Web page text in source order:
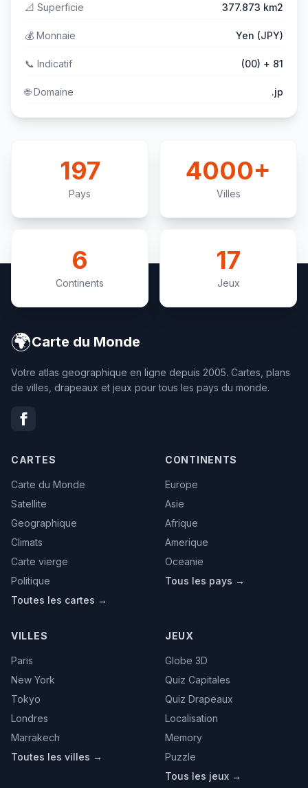
📐 Superficie 377.873 km2
💰 Monnaie Yen (JPY)
📞 Indicatif (00) + 81
🌐Domaine .jp
197
Pays
4000+
Villes
6
Continents
17
Jeux
🌍Carte du Monde
Votre atlas geographique en ligne depuis 2005. Cartes, plans
de villes, drapeaux et jeux pour tous les pays du monde.
CARTES
Carte du Monde
Satellite
Geographique
Climats
Carte vierge
Politique
Toutes les cartes →
CONTINENTS
Europe
Asie
Afrique
Amerique
Oceanie
Tous les pays →
VILLES
Paris
New York
Tokyo
Londres
Marrakech
Toutes les villes →
JEUX
Globe 3D
Quiz Capitales
Quiz Drapeaux
Localisation
Memory
Puzzle
Tous les jeux →